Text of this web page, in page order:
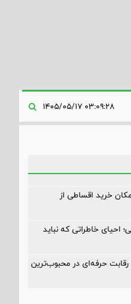
خرید اقساطی از
احیای خاطراتی که نباید
رقابت حرفه‌ای در محبوب‌ترین